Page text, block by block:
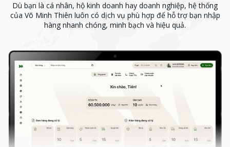
Dù bạn là cá nhân, hộ kinh doanh hay doanh nghiệp, hệ thống
của Võ Minh Thiên luôn có dịch vụ phù hợp để hỗ trợ bạn nhập
hàng nhanh chóng, minh bạch và hiệu quả.